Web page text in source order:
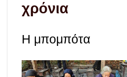
χρόνια
Η μπομπότα